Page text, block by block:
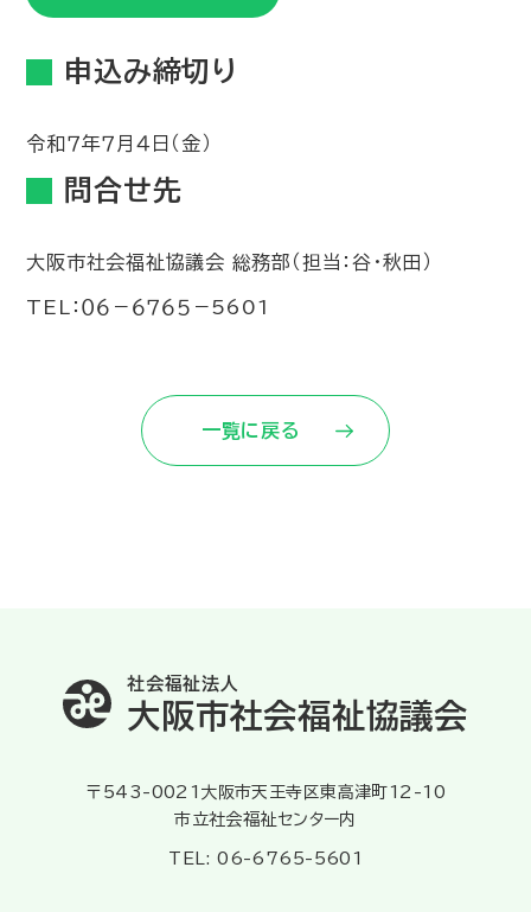
申込み締切り
令和７年７月４日（金）
問合せ先
大阪市社会福祉協議会 総務部（担当：谷・秋田）
TEL：０６－６７６５－5601
一覧に戻る
社会福祉法人
大阪市社会福祉協議会
〒543-0021大阪市天王寺区東高津町12-10
市立社会福祉センター内
TEL: 06-6765-5601